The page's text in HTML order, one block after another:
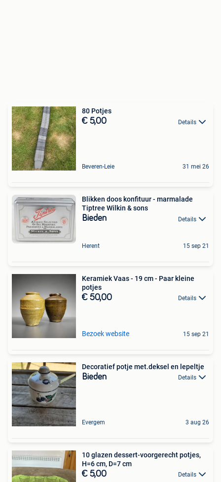
80 Potjes
€ 5,00 Details
Beveren-Leie 31 mei 26
Blikken doos konfituur - marmalade
Tiptree Wilkin & sons
Bieden Details
Herent 15 sep 21
Keramiek Vaas - 19 cm - Paar kleine
potjes
€ 50,00 Details
Bezoek website 15 sep 21
Decoratief potje met.deksel en lepeltje
Bieden Details
Evergem 3 aug 26
10 glazen dessert-voorgerecht potjes,
H=6 cm, D=7 cm
€ 5,00 Details